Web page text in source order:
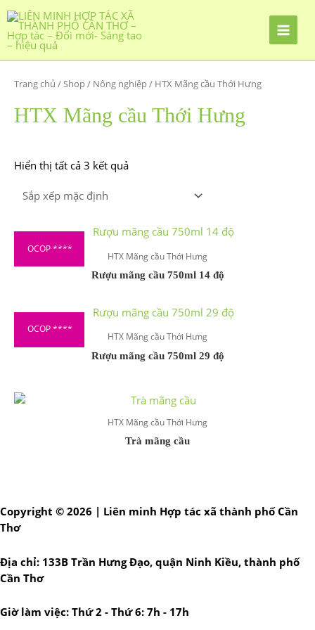
Nhảy
tới
nội
Trang chủ /Shop/ Nông nghiệp/ HTX Mãng cầu Thới Hưng
HTX Mãng cầu Thới Hưng
Hiển thị tất cả 3 kết quả
OCOP ****
HTX Mãng cầu Thới Hưng
Rượu mãng cầu 750ml 14 độ
OCOP ****
HTX Mãng cầu Thới Hưng
Rượu mãng cầu 750ml 29 độ
HTX Mãng cầu Thới Hưng
Trà mãng cầu
Copyright © 2026 | Liên minh Hợp tác xã thành phố Cần
Thơ
Địa chỉ: 133B Trần Hưng Đạo, quận Ninh Kiều, thành phố
Cần Thơ
Giờ làm việc: Thứ 2 - Thứ 6: 7h - 17h